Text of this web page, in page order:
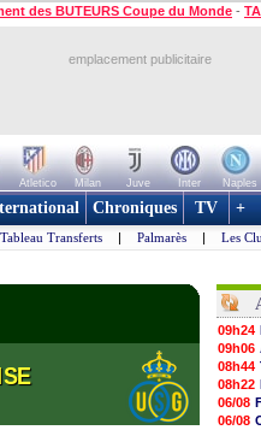
des BUTEURS Coupe du Monde -
emplacement publicitaire
Atletico Milan Juve Inter Naples
Chroniques TV +
Tableau Transferts | Palmarès | Les
09h24
09h06
08h44
08h22
06/08
06/08